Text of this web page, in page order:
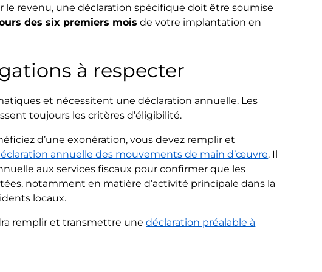
le revenu, une déclaration spécifique doit être soumise
des six premiers mois de votre implantation en
à respecter
et nécessitent une déclaration annuelle. Les
toujours les critères d’éligibilité.
d’une exonération, vous devez remplir et
annuelle des mouvements de main d’œuvre. Il
aux services fiscaux pour confirmer que les
notamment en matière d’activité principale dans la
locaux.
remplir et transmettre unedéclaration préalable à